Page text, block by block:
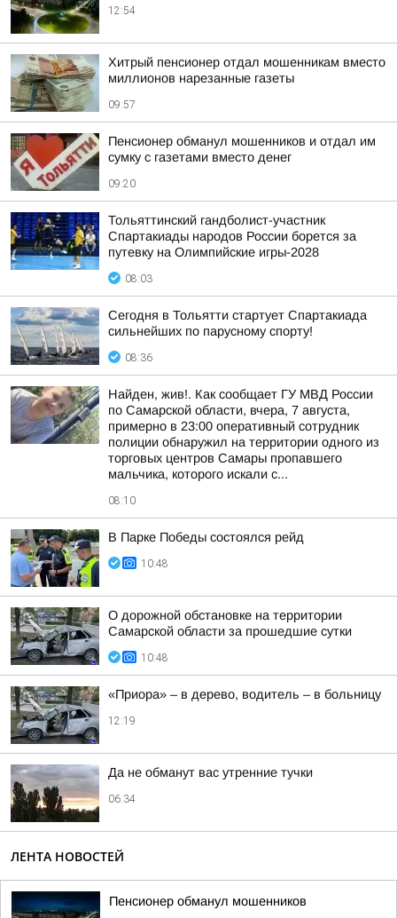
12:54
Хитрый пенсионер отдал мошенникам вместо
миллионов нарезанные газеты
09:57
Пенсионер обманул мошенников и отдал им
сумку с газетами вместо денег
09:20
Тольяттинский гандболист-участник
Спартакиады народов России борется за
путевку на Олимпийские игры-2028
08:03
Сегодня в Тольятти стартует Спартакиада
сильнейших по парусному спорту!
08:36
Найден, жив!. Как сообщает ГУ МВД России
по Самарской области, вчера, 7 августа,
примерно в 23:00 оперативный сотрудник
полиции обнаружил на территории одного из
торговых центров Самары пропавшего
мальчика, которого искали с...
08:10
В Парке Победы состоялся рейд
10:48
О дорожной обстановке на территории
Самарской области за прошедшие сутки
10:48
«Приора» – в дерево, водитель – в больницу
12:19
Да не обманут вас утренние тучки
06:34
ЛЕНТА НОВОСТЕЙ
Пенсионер обманул мошенников